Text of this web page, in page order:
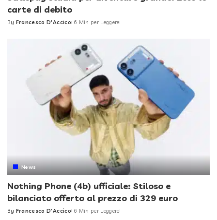
carte di debito
Posted
By Francesco D'Accico 6 Min per Leggere
News
Nothing Phone (4b) ufficiale: Stiloso e
bilanciato offerto al prezzo di 329 euro
Posted
By Francesco D'Accico 6 Min per Leggere